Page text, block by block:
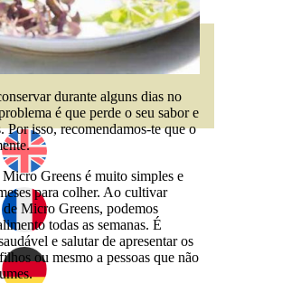
durante alguns dias no
é que perde o seu sabor e
Por isso, recomendamos-te que o
Greens é muito simples e
para colher. Ao cultivar
de Micro Greens, podemos
todas as semanas. É
e salutar de apresentar os
ou mesmo a pessoas que não